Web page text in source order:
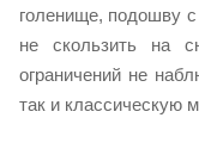
голенище, подошву
не скользить на
ограничений не
так и классическую